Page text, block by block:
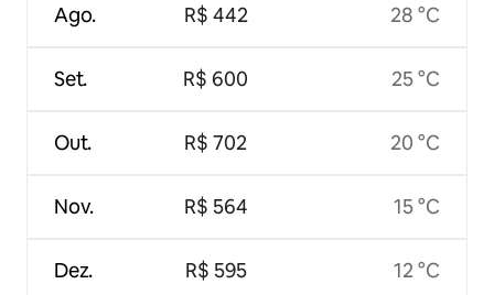
Ago.
Set.
Out.
Nov.
Dez.
R$ 442
R$ 600
R$ 702
R$ 564
R$ 595
28 °C
25 °C
20 °C
15 °C
12 °C